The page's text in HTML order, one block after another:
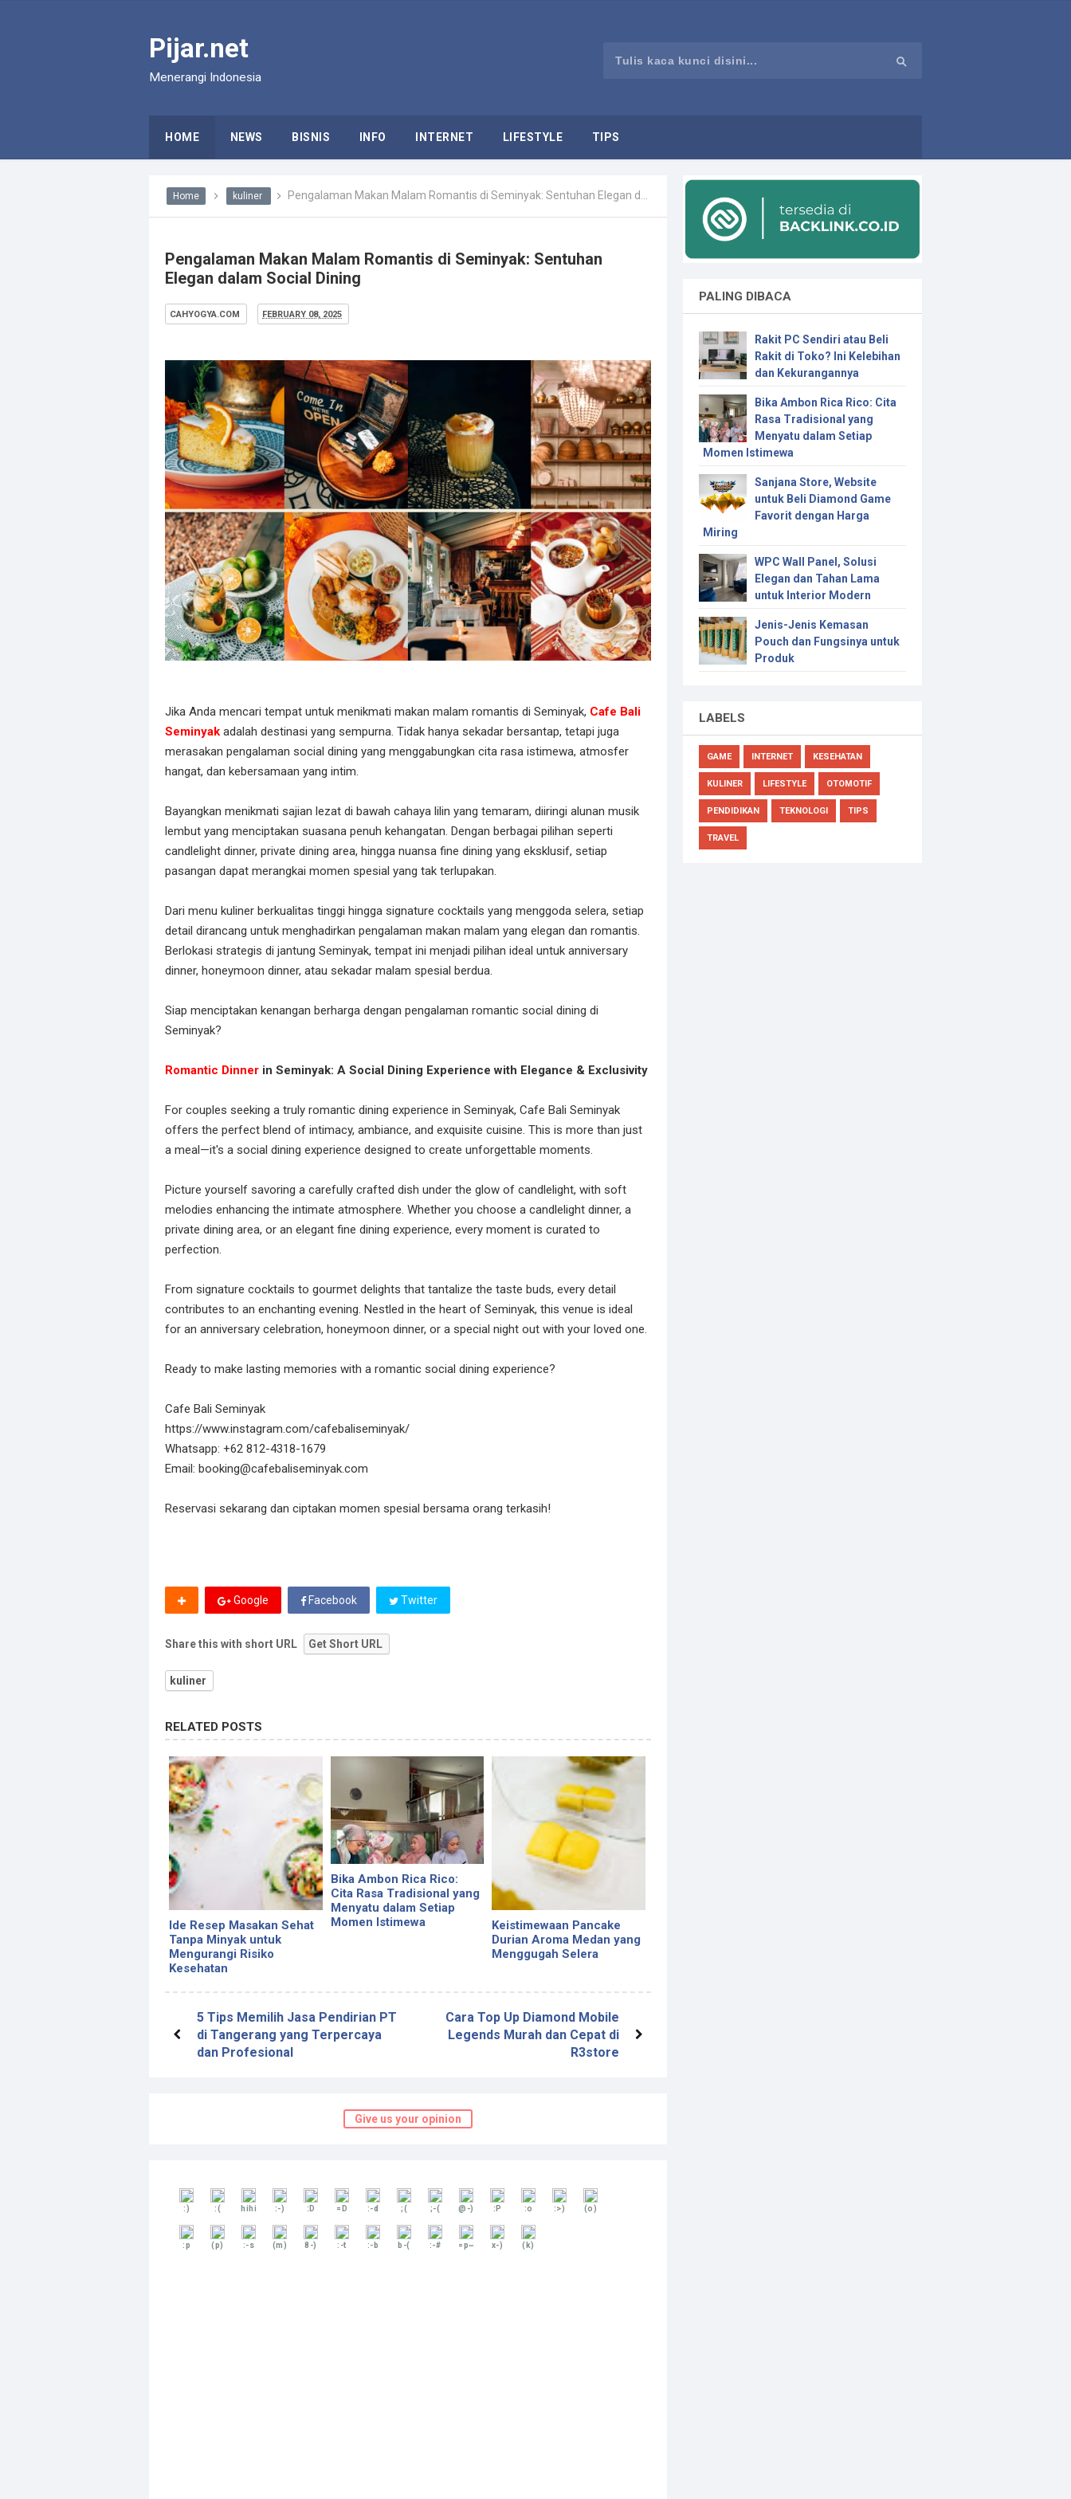
Pijar.net
Menerangi Indonesia
HOME NEWS BISNIS INFO INTERNET LIFESTYLE TIPS
Home kuliner Pengalaman Makan Malam Romantis di Seminyak: Sentuhan Elegan dalam Social Dining
Pengalaman Makan Malam Romantis di Seminyak: Sentuhan
Elegan dalam Social Dining
CAHYOGYA.COM FEBRUARY 08, 2025
Jika Anda mencari tempat untuk menikmati makan malam romantis di Seminyak, Cafe Bali
Seminyak adalah destinasi yang sempurna. Tidak hanya sekadar bersantap, tetapi juga
merasakan pengalaman social dining yang menggabungkan cita rasa istimewa, atmosfer
hangat, dan kebersamaan yang intim.
Bayangkan menikmati sajian lezat di bawah cahaya lilin yang temaram, diiringi alunan musik
lembut yang menciptakan suasana penuh kehangatan. Dengan berbagai pilihan seperti
candlelight dinner, private dining area, hingga nuansa fine dining yang eksklusif, setiap
pasangan dapat merangkai momen spesial yang tak terlupakan.
Dari menu kuliner berkualitas tinggi hingga signature cocktails yang menggoda selera, setiap
detail dirancang untuk menghadirkan pengalaman makan malam yang elegan dan romantis.
Berlokasi strategis di jantung Seminyak, tempat ini menjadi pilihan ideal untuk anniversary
dinner, honeymoon dinner, atau sekadar malam spesial berdua.
Siap menciptakan kenangan berharga dengan pengalaman romantic social dining di
Seminyak?
Romantic Dinner in Seminyak: A Social Dining Experience with Elegance & Exclusivity
For couples seeking a truly romantic dining experience in Seminyak, Cafe Bali Seminyak
offers the perfect blend of intimacy, ambiance, and exquisite cuisine. This is more than just
a meal—it's a social dining experience designed to create unforgettable moments.
Picture yourself savoring a carefully crafted dish under the glow of candlelight, with soft
melodies enhancing the intimate atmosphere. Whether you choose a candlelight dinner, a
private dining area, or an elegant fine dining experience, every moment is curated to
perfection.
From signature cocktails to gourmet delights that tantalize the taste buds, every detail
contributes to an enchanting evening. Nestled in the heart of Seminyak, this venue is ideal
for an anniversary celebration, honeymoon dinner, or a special night out with your loved one.
Ready to make lasting memories with a romantic social dining experience?
Cafe Bali Seminyak
https://www.instagram.com/cafebaliseminyak/
Whatsapp: +62 812-4318-1679
Email: booking@cafebaliseminyak.com
Reservasi sekarang dan ciptakan momen spesial bersama orang terkasih!
Google Facebook Twitter
Share this with short URL Get Short URL
kuliner
RELATED POSTS
Ide Resep Masakan Sehat
Tanpa Minyak untuk
Mengurangi Risiko
Kesehatan
Bika Ambon Rica Rico:
Cita Rasa Tradisional yang
Menyatu dalam Setiap
Momen Istimewa
Keistimewaan Pancake
Durian Aroma Medan yang
Menggugah Selera
5 Tips Memilih Jasa Pendirian PT
di Tangerang yang Terpercaya
dan Profesional
Cara Top Up Diamond Mobile
Legends Murah dan Cepat di
R3store
Give us your opinion
:) :( hihi :-) :D =D :-d ;( ;-( @-) :P :o :>) (o)
:p (p) :-s (m) 8-) :-t :-b b-( :-# =p~ x-) (k)
PALING DIBACA
Rakit PC Sendiri atau Beli
Rakit di Toko? Ini Kelebihan
dan Kekurangannya
Bika Ambon Rica Rico: Cita
Rasa Tradisional yang
Menyatu dalam Setiap
Momen Istimewa
Sanjana Store, Website
untuk Beli Diamond Game
Favorit dengan Harga
Miring
WPC Wall Panel, Solusi
Elegan dan Tahan Lama
untuk Interior Modern
Jenis-Jenis Kemasan
Pouch dan Fungsinya untuk
Produk
LABELS
GAME INTERNET KESEHATAN
KULINER LIFESTYLE OTOMOTIF
PENDIDIKAN TEKNOLOGI TIPS
TRAVEL